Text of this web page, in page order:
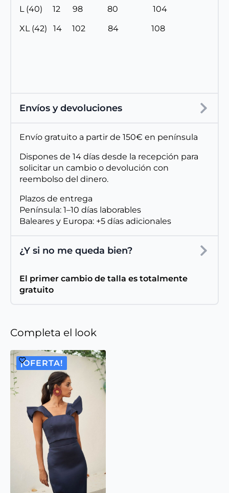
L (40) 12 98 80 104
XL (42) 14 102 84 108
Envíos y devoluciones
Envío gratuito a partir de 150€ en península
Dispones de 14 días desde la recepción para
solicitar un cambio o devolución con
reembolso del dinero.
Plazos de entrega
Península: 1–10 días laborables
Baleares y Europa: +5 días adicionales
¿Y si no me queda bien?
El primer cambio de talla es totalmente
gratuito
Completa el look
¡OFERTA!